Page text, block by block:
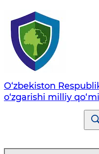
O‘zbekiston
o‘zgarishi milliy